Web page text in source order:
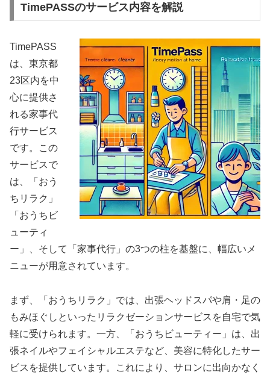
TimePASSのサービス内容を解説
TimePASS
は、東京都
23区内を中
心に提供さ
れる家事代
行サービス
です。この
サービスで
は、「おう
ちリラク」
「おうちビ
ューティ
ー」、そして「家事代行」の3つの柱を基盤に、幅広いメ
ニューが用意されています。
まず、「おうちリラク」では、出張ヘッドスパや肩・足の
もみほぐしといったリラクゼーションサービスを自宅で気
軽に受けられます。一方、「おうちビューティー」は、出
張ネイルやフェイシャルエステなど、美容に特化したサー
ビスを提供しています。これにより、サロンに出向かなく